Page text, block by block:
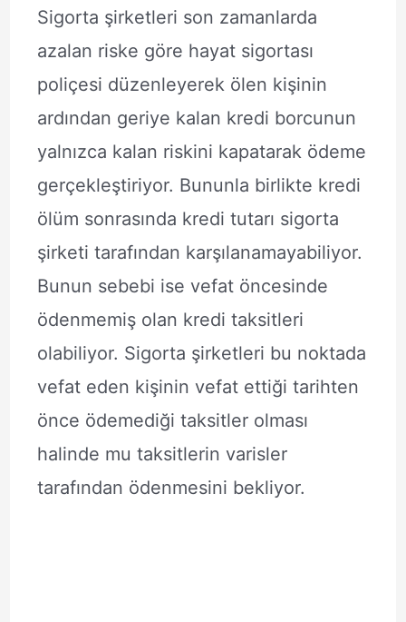
Sigorta şirketleri son zamanlarda
azalan riske göre hayat sigortası
poliçesi düzenleyerek ölen kişinin
ardından geriye kalan kredi borcunun
yalnızca kalan riskini kapatarak ödeme
gerçekleştiriyor. Bununla birlikte kredi
ölüm sonrasında kredi tutarı sigorta
şirketi tarafından karşılanamayabiliyor.
Bunun sebebi ise vefat öncesinde
ödenmemiş olan kredi taksitleri
olabiliyor. Sigorta şirketleri bu noktada
vefat eden kişinin vefat ettiği tarihten
önce ödemediği taksitler olması
halinde mu taksitlerin varisler
tarafından ödenmesini bekliyor.